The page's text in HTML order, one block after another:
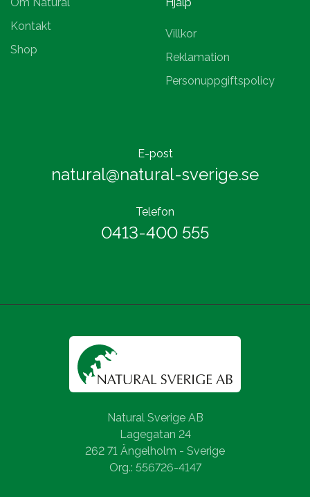
Om Natural
Kontakt
Shop
Hjälp
Villkor
Reklamation
Personuppgiftspolicy
E-post
natural@natural-sverige.se
Telefon
0413-400 555
Natural Sverige AB
Lagegatan 24
262 71 Ängelholm - Sverige
Org.: 556726-4147